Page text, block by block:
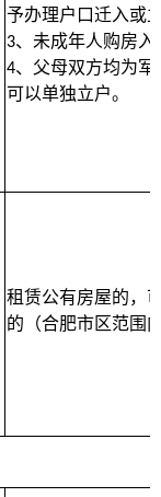
予办理户口迁入或
3、未成年人购房
4、父母双方均为
可以单独立户。
租赁公有房屋的，
的（合肥市区范围